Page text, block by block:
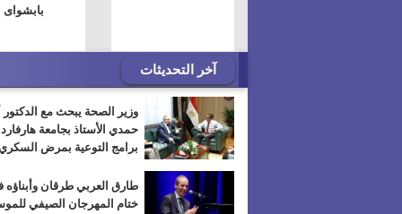
بابشواى
آخر التحديثات
وزير الصحة يبحث مع
حمدي الأستاذ بجامعة
برامج التوعية بمرض
طارق العربي طرقان وأبناؤه
ختام المهرجان الصيفي